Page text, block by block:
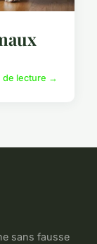
de lecture →
sans fausse